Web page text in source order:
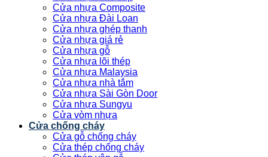
Cửa nhựa Composite
Cửa nhựa Đài Loan
Cửa nhựa ghép thanh
Cửa nhựa giá rẻ
Cửa nhựa gỗ
Cửa nhựa lõi thép
Cửa nhựa Malaysia
Cửa nhựa nhà tắm
Cửa nhựa Sài Gòn Door
Cửa nhựa Sungyu
Cửa vòm nhựa
Cửa chống cháy
Cửa gỗ chống cháy
Cửa thép chống cháy